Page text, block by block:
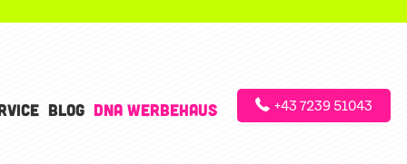
+43 7239 51043
BLOG DNA WERBEHAUS